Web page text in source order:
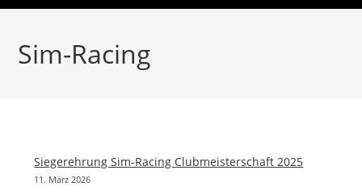
Sim-Racing
Siegerehrung Sim-Racing Clubmeisterschaft 2025
11. März 2026